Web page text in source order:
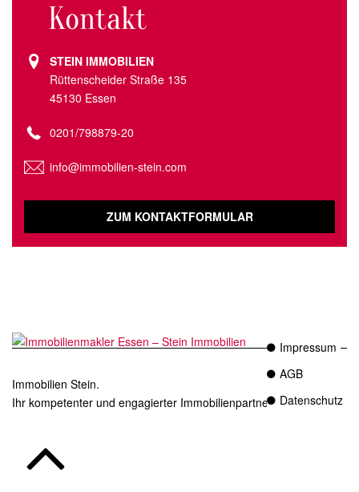
Kontakt
STEIN IMMOBILIEN
Rüttenscheider Straße 135
45130 Essen
0201/798879-20
info@immobilien-stein.com
ZUM KONTAKTFORMULAR
Immobilien Stein.
Ihr kompetenter und engagierter Immobilienpartner in Essen.
Impressum
AGB
Datenschutz